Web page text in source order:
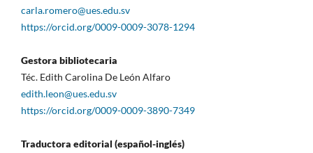
carla.romero@ues.edu.sv
https://orcid.org/0009-0009-3078-1294
Gestora bibliotecaria
Téc. Edith Carolina De León Alfaro
edith.leon@ues.edu.sv
https://orcid.org/0009-0009-3890-7349
Traductora editorial (español-inglés)